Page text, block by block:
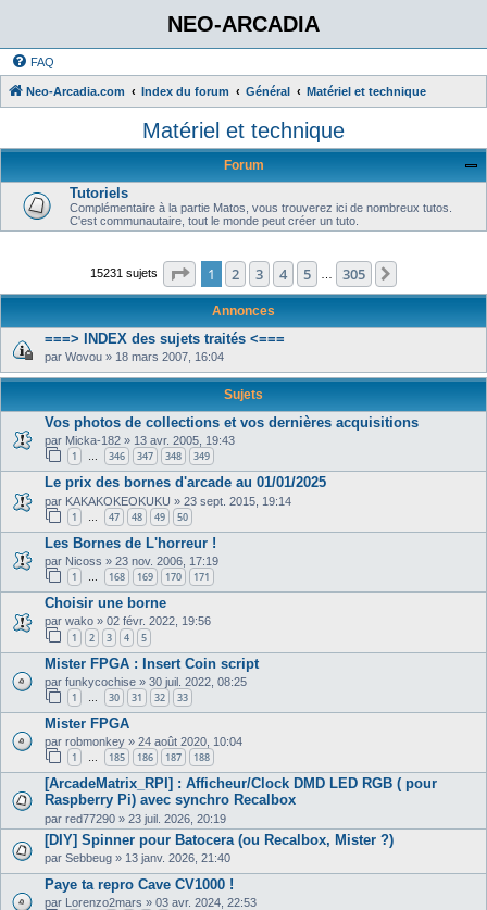
NEO-ARCADIA
FAQ
Neo-Arcadia.com Index du forum Général Matériel et technique
Matériel et technique
Forum
Tutoriels
Complémentaire à la partie Matos, vous trouverez ici de nombreux tutos.
C'est communautaire, tout le monde peut créer un tuto.
15231 sujets Page 1sur305
1 2 3 4 5 305
Annonces
===> INDEX des sujets traités <===
par Wovou » 18 mars 2007, 16:04
Sujets
Vos photos de collections et vos dernières acquisitions
par Micka-182 » 13 avr. 2005, 19:43
1 … 346 347 348 349
Le prix des bornes d'arcade au 01/01/2025
par KAKAKOKEOKUKU » 23 sept. 2015, 19:14
1 47 48 49 50
Les Bornes de L'horreur !
par Nicoss » 23 nov. 2006, 17:19
1 … 168 169 170 171
Choisir une borne
par wako » 02 févr. 2022, 19:56
1 2 3 4 5
Mister FPGA : Insert Coin script
par funkycochise » 30 juil. 2022, 08:25
1 30 31 32 33
Mister FPGA
par robmonkey » 24 août 2020, 10:04
1 … 185 186 187 188
[ArcadeMatrix_RPI] : Afficheur/Clock DMD LED RGB ( pour
Raspberry Pi) avec synchro Recalbox
par red77290 » 23 juil. 2026, 20:19
[DIY] Spinner pour Batocera (ou Recalbox, Mister ?)
par Sebbeug » 13 janv. 2026, 21:40
Paye ta repro Cave CV1000 !
par Lorenzo2mars » 03 avr. 2024, 22:53